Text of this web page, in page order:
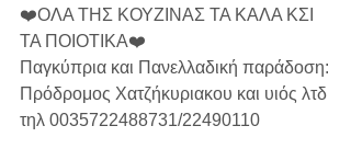
❤️ΟΛΑ ΤΗΣ ΚΟΥΖΙΝΑΣ ΤΑ ΚΑΛΑ ΚΣΙ
ΤΑ ΠΟΙΟΤΙΚΑ❤️
Παγκύπρια και Πανελλαδική παράδοση:
Πρόδρομος Χατζήκυριακου και υιός λτδ
τηλ 0035722488731/22490110